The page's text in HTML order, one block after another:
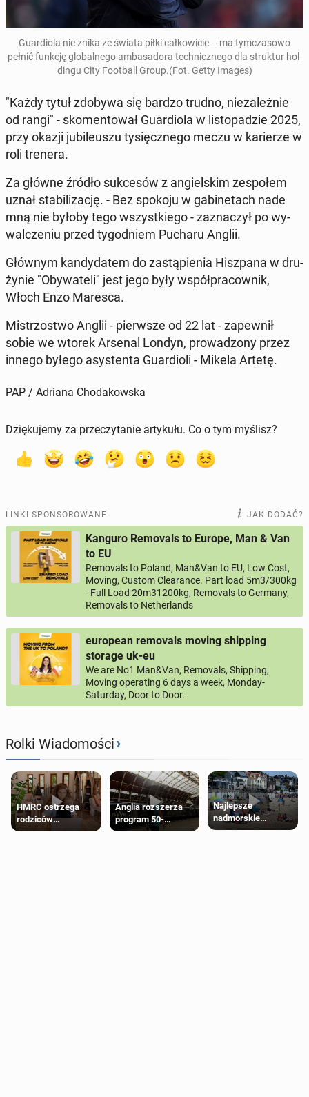
Gu­ar­dio­la nie znika ze świata piłki cał­ko­wi­cie – ma tym­cza­so­wo
pełnić funkcję glo­bal­ne­go am­ba­sa­do­ra tech­nicz­ne­go dla struk­tur hol­
din­gu City Fo­ot­ball Group.(Fot. Getty Images)
"Każdy tytuł zdobywa się bardzo trudno, nie­za­leż­nie
od rangi" - sko­men­to­wał Gu­ar­dio­la w li­sto­pa­dzie 2025,
przy okazji ju­bi­le­uszu ty­sięcz­ne­go meczu w ka­rie­rze w
roli trenera.
Za główne źródło suk­ce­sów z an­giel­skim ze­spo­łem
uznał sta­bi­li­za­cję. - Bez spokoju w ga­bi­ne­tach nade
mną nie byłoby tego wszyst­kie­go - za­zna­czył po wy­
wal­cze­niu przed ty­go­dniem Pucharu Anglii.
Głównym kan­dy­da­tem do za­stą­pie­nia Hisz­pa­na w dru­
ży­nie "Oby­wa­te­li" jest jego były współ­pra­cow­nik,
Włoch Enzo Maresca.
Mi­strzo­stwo Anglii - pierw­sze od 22 lat - za­pew­nił
sobie we wtorek Arsenal Londyn, pro­wa­dzo­ny przez
innego byłego asy­sten­ta Gu­ar­dio­li - Mikela Artetę.
PAP / Adriana Chodakowska
Dziękujemy za przeczytanie artykułu. Co o tym myślisz?
LINKI SPONSOROWANE JAK DODAĆ?
Kanguro Removals to Europe, Man & Van
to EU
Removals to Poland, Man&Van to EU, Low Cost,
Moving, Custom Clearance. Part load 5m3/300kg
- Full Load 20m31200kg, Removals to Germany,
Removals to Netherlands
european removals moving shipping
storage uk-eu
We are No1 Man&Van, Removals, Shipping,
Moving operating 6 days a week, Monday-
Saturday, Door to Door.
Rolki Wiadomości›
HMRC ostrzega
rodziców
pobierających Child
Anglia rozszerza
program 50-
procentowych
Najlepsze
nadmorskie
miasteczko blisko